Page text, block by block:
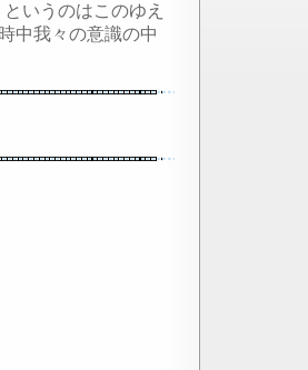
いうのはこのゆえ
中我々の意識の中